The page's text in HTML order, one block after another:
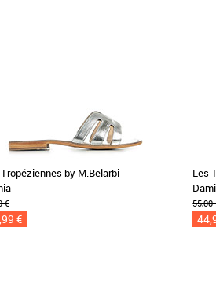
by M.Belarbi
€
€
Les
55,00